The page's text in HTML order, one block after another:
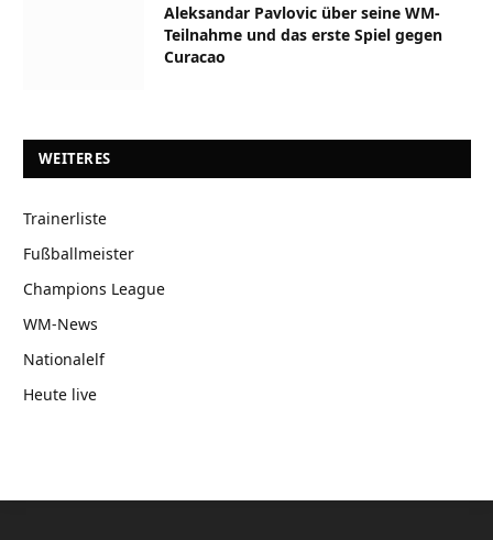
Aleksandar Pavlovic über seine WM-
Teilnahme und das erste Spiel gegen
Curacao
WEITERES
Trainerliste
Fußballmeister
Champions League
WM-News
Nationalelf
Heute live